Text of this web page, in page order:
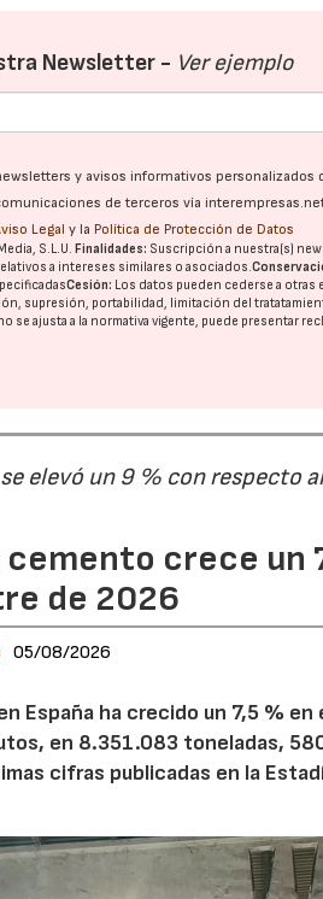
Newsletter - Ver ejemplo
y avisos informativos personalizados
de terceros vía
Legal y la Política de Protección de Datos
S.L.U.Finalidades: Suscripción a nuestra(s)
a intereses similares o asociados.
Cesión: Los datos pueden cederse a otras
supresión, portabilidad, limitación del
se ajusta a la normativa vigente, puede presentar
elevó un 9 % con respecto
cemento crece un
de 2026
05/08/2026
España ha crecido un 7,5 %
en 8.351.083 toneladas,
cifras publicadas en la